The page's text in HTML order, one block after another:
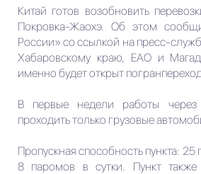
Китай готов возобновить
Покровка-Жаохэ. Об этом
России» со ссылкой на пресс-
Хабаровскому краю, ЕАО и
именно будет открыт
В первые недели работы через
проходить только грузовые
Пропускная способность пункта:
8 паромов в сутки. Пункт